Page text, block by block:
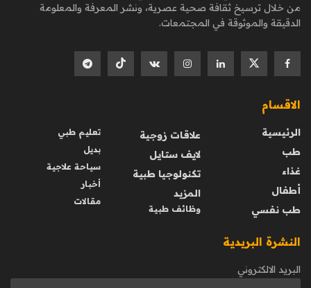
من خلال ترسيخ ثقافة صحية عصرية، ونشر المعرفة والمعلومة
الدقيقة والموثوقة في المجتمعات.
الاقسام
الرئيسية
طب
غذاء
أطفال
طب نفسي
علاقات زوجية
لايف ستايل
تكنولوجيا طبية
المزيد
وظائف طبية
تعليم طبي
بديل
سياحة علاجية
أخبار
مقالات
النشرة البريدية
البريد الالكتروني